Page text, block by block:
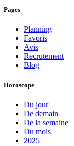
Pages
Planning
Favoris
Avis
Recrutement
Blog
Horoscope
Du jour
De demain
De la semaine
Du mois
2025